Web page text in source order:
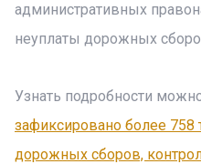
административных
неуплаты дорожных
Узнать подробности
зафиксировано более 758
дорожных сборов,